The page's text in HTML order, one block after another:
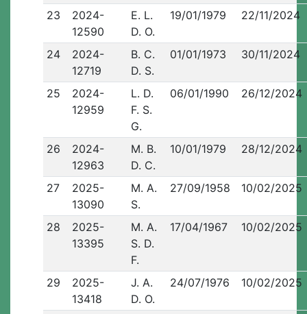
23
2024-
12590
E. L.
D. O.
19/01/1979 22/11/2024
24
2024-
12719
B. C.
D. S.
01/01/1973 30/11/2024
25
2024-
12959
L. D.
F. S.
G.
06/01/1990 26/12/2024
26
2024-
12963
M. B.
D. C.
10/01/1979 28/12/2024
27
2025-
13090
M. A.
S.
27/09/1958 10/02/2025
28
2025-
13395
M. A.
S. D.
F.
17/04/1967 10/02/2025
29
2025-
13418
J. A.
D. O.
24/07/1976 10/02/2025